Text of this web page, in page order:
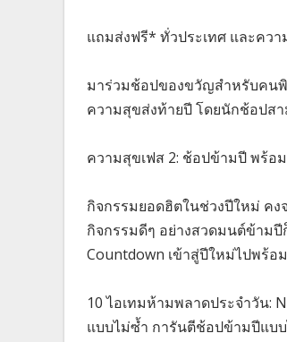
แถมส่งฟรี* ทั่วประเทศ และควา
มาร่วมช้อปของขวัญสำหรับคนพิ
ความสุขส่งท้ายปี โดยนักช้อปส
ความสุขเฟส 2: ช้อปข้ามปี พร้อ
กิจกรรมยอดฮิตในช่วงปีใหม่ ค
กิจกรรมดีๆ อย่างสวดมนต์ข้าม
Countdown เข้าสู่ปีใหม่ไปพร้
10 ไอเทมห้ามพลาดประจำวัน:
แบบไม่ซ้ำ การันตีช้อปข้ามปีแบ